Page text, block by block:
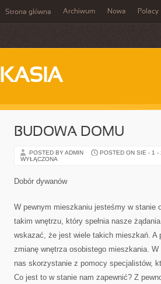
Strona główna Archiwum Nowa Polacy
KASIA
BUDOWA DOMU
POSTED BY ADMIN POSTED ON SIE - 1 -
WYŁĄCZONA
Dobór dywanów
W pewnym mieszkaniu jesteśmy w stanie
takim wnętrzu, który spełnia nasze
wskazać, że jest wiele takich mieszkań.
zmianę wnętrza osobistego mieszkania.
nas skorzystanie z pomocy specjalistów,
Co jest to w stanie nam zapewnić? Z